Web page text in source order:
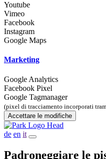
Youtube
Vimeo
Facebook
Instagram
Google Maps
Marketing
Google Analytics
Facebook Pixel
Google Tagmanager
(pixel di tracciamento incorporati
Accettare le modifiche
de en it
Padroneggiare le